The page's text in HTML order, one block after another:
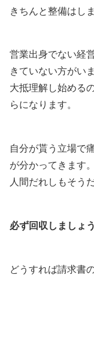
きちんと整備はし
営業出身でない経
きていない方がいま
大抵理解し始める
らになります。
自分が貰う立場で
が分かってきます。
人間だれしもそう
必ず回収しましょう
どうすれば請求書